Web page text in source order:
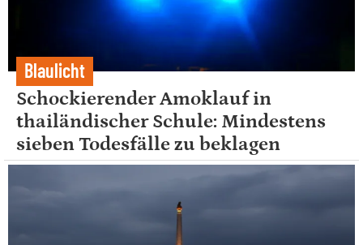
Blaulicht
Schockierender Amoklauf in
thailändischer Schule: Mindestens
sieben Todesfälle zu beklagen